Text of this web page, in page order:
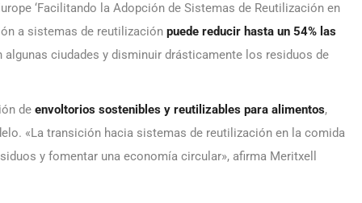
‘Facilitando la Adopción de Sistemas de Reutilización en
a sistemas de reutilización puede reducir hasta un 54% las
algunas ciudades y disminuir drásticamente los residuos de
de envoltorios sostenibles y reutilizables para alimentos,
«La transición hacia sistemas de reutilización en la comida
y fomentar una economía circular», afirma Meritxell